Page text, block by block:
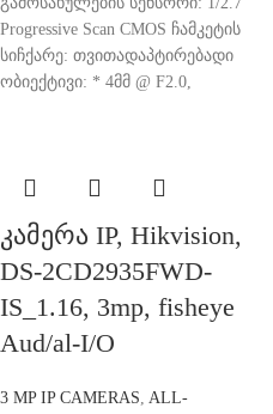
Progressive Scan CMOS ჩამკეტის
სიჩქარე: თვითადაპტირებადი
ობიექტივი: * 4მმ @ F2.0,
კამერა IP, Hikvision,
DS-2CD2935FWD-
IS_1.16, 3mp, fisheye
Aud/al-I/O
3 MP IP CAMERAS, ALL-